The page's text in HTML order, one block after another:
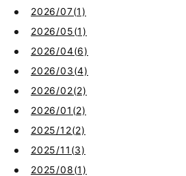
2026/07(1)
2026/05(1)
2026/04(6)
2026/03(4)
2026/02(2)
2026/01(2)
2025/12(2)
2025/11(3)
2025/08(1)